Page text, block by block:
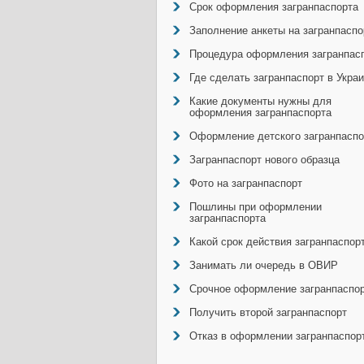
Срок оформления загранпаспорта
Заполнение анкеты на
Процедура оформления
Где сделать загранпаспорт в
Какие документы нужны для
оформления загранпаспорта
Оформление детского
Загранпаспорт нового образца
Фото на загранпаспорт
Пошлины при оформлении
загранпаспорта
Какой срок действия
Занимать ли очередь в ОВИР
Срочное оформление
Получить второй загранпаспорт
Отказ в оформлении